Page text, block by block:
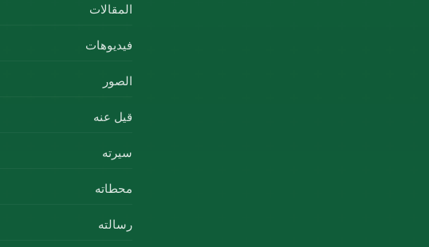
المقالات
فيديوهات
الصور
قيل عنه
سيرته
محطاته
رسالته